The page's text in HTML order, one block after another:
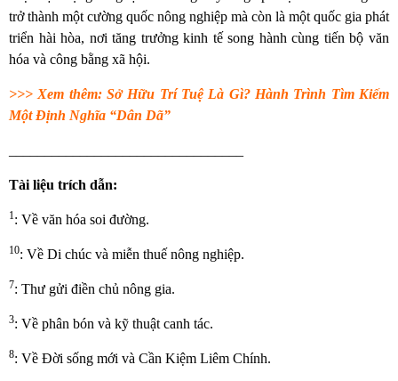
trở thành một cường quốc nông nghiệp mà còn là một quốc gia phát
triển hài hòa, nơi tăng trưởng kinh tế song hành cùng tiến bộ văn
hóa và công bằng xã hội.
>>> Xem thêm: Sở Hữu Trí Tuệ Là Gì? Hành Trình Tìm Kiếm
Một Định Nghĩa “Dân Dã”
Tài liệu trích dẫn:
1: Về văn hóa soi đường.
10: Về Di chúc và miễn thuế nông nghiệp.
7: Thư gửi điền chủ nông gia.
3: Về phân bón và kỹ thuật canh tác.
8: Về Đời sống mới và Cần Kiệm Liêm Chính.